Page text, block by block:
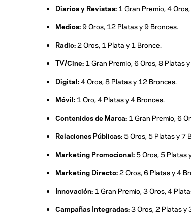
Diarios y Revistas:1 Gran Premio, 4
Medios:9 Oros, 12 Platas y 9 Bronces.
Radio:2 Oros, 1 Plata y 1 Bronce.
TV/Cine:1 Gran Premio, 6 Oros, 8 Platas
Digital:4 Oros, 8 Platas y 12 Bronces.
Móvil:1 Oro, 4 Platas y 4 Bronces.
Contenidos de Marca:1 Gran Premio, 6
Relaciones Públicas:5 Oros, 5 Platas y 7
Marketing Promocional:5 Oros, 5 Platas
Marketing Directo:2 Oros, 6 Platas y 4
Innovación:1 Gran Premio, 3 Oros, 4
Campañas Integradas:3 Oros, 2 Platas y